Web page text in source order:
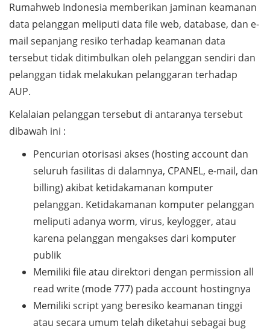
Rumahweb Indonesia memberikan jaminan keamanan
data pelanggan meliputi data file web, database, dan e-
mail sepanjang resiko terhadap keamanan data
tersebut tidak ditimbulkan oleh pelanggan sendiri dan
pelanggan tidak melakukan pelanggaran terhadap
AUP.
Kelalaian pelanggan tersebut di antaranya tersebut
dibawah ini :
Pencurian otorisasi akses (hosting account dan
seluruh fasilitas di dalamnya, CPANEL, e-mail, dan
billing) akibat ketidakamanan komputer
pelanggan. Ketidakamanan komputer pelanggan
meliputi adanya worm, virus, keylogger, atau
karena pelanggan mengakses dari komputer
publik
Memiliki file atau direktori dengan permission all
read write (mode 777) pada account hostingnya
Memiliki script yang beresiko keamanan tinggi
atau secara umum telah diketahui sebagai bug